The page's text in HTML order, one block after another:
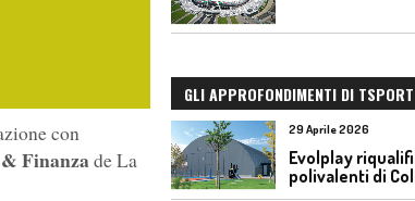
con
Finanza de La
GLI APPROFONDIMENTI DI TSPORT
29 Aprile 2026
Evolplay
polivalenti di